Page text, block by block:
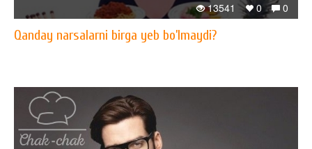
0
0
13541
Qanday narsalarni birga yeb bo’lmaydi?